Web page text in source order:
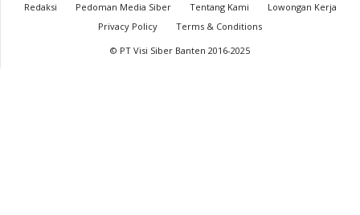
Redaksi Pedoman Media Siber Tentang Kami
Lowongan Kerja
Privacy Policy
Terms & Conditions
© PT Visi Siber Banten 2016-2025